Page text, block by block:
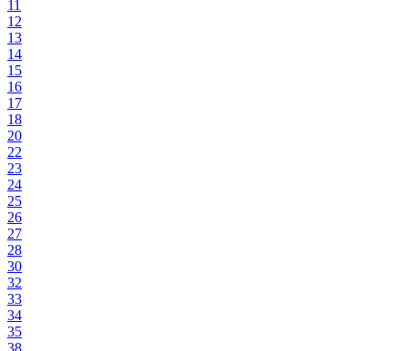
11
12
13
14
15
16
17
18
20
22
23
24
25
26
27
28
30
32
33
34
35
38